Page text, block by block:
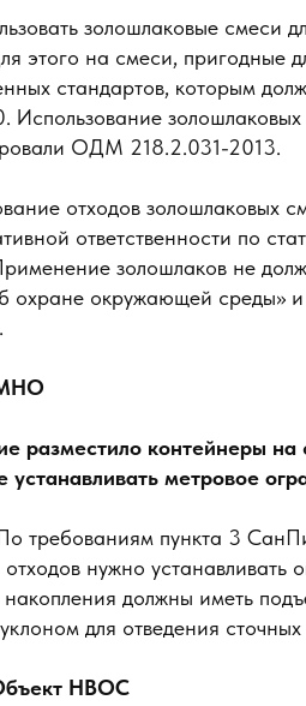
золошлаковые смеси
этого на смеси, пригодные
стандартов, которым
Использование
ОДМ 218.2.031-2013.
отходов золошлаковых
ответственности по
золошлаков не
охране окружающей среды»
разместило контейнеры
устанавливать метровое
требованиям пункта 3
нужно
должны иметь
для отведения сточных
НВОС